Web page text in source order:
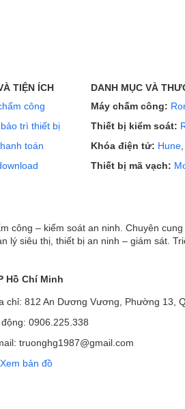
TIỆN ÍCH
công
trì thiết bị
toán
DANH MỤC VÀ
Máy chấm công:
Thiết bị kiểm soát:
Khóa điện tử: Hune
Thiết bị mã vạch:
công – kiểm soát an ninh. Chuyên
lý siêu thị, thiết bị an ninh – giám sát.
Hồ Chí Minh
chỉ: 812 An Dương Vương, Phường 13,
động: 0906.225.338
truonghg1987@gmail.com
Xem bản đồ